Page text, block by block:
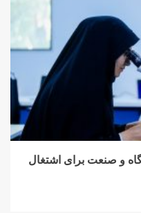
و صنعت برای اشتغال